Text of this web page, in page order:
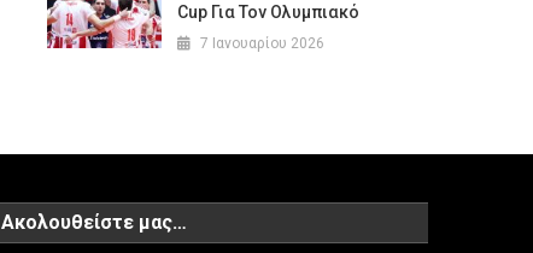
Cup Για Τον Ολυμπιακό
7 Ιανουαρίου 2026
Ακολουθείστε μας…